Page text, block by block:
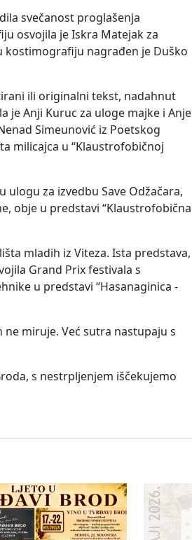
svečanost proglašenja
osvojila je Iskra Matejak za
kostimografiju nagrađen je Duško
ili originalni tekst, nadahnut
je Anji Kuruc za uloge majke i Anje
Simeunović iz Poetskog
milicajca u “Klaustrofobičnoj
za izvedbu Save Odžačara,
obje u predstavi “Klaustrofobična
mladih iz Viteza. Ista predstava,
Grand Prix festivala s
u predstavi “Hasanaginica -
miruje. Već sutra nastupaju s
s nestrpljenjem iščekujemo